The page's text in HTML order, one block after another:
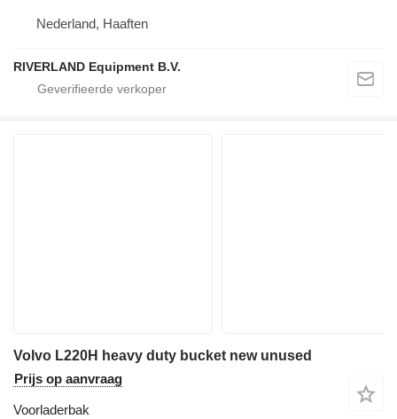
Nederland, Haaften
RIVERLAND Equipment B.V.
Volvo L220H heavy duty bucket new unused
Prijs op aanvraag
Voorladerbak